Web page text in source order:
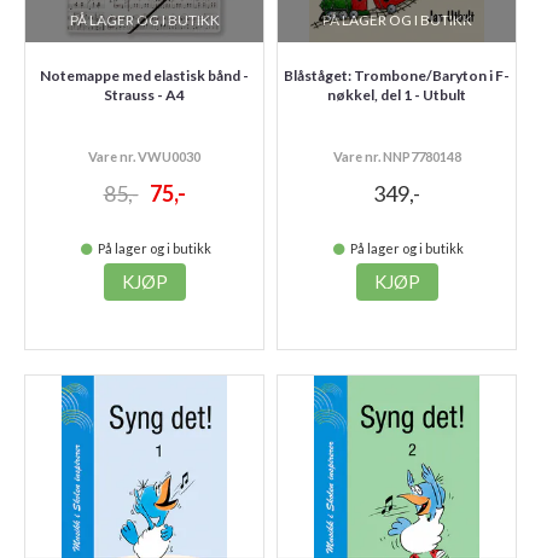
PÅ LAGER OG I BUTIKK
Notemappe med elastisk bånd -
Strauss - A4
Vare nr. VWU0030
85,- 75,-
På lager og i butikk
KJØP
PÅ LAGER OG I BUTIKK
Blåståget: Trombone/Baryton i F-
nøkkel, del 1 - Utbult
Vare nr. NNP7780148
349,-
På lager og i butikk
KJØP